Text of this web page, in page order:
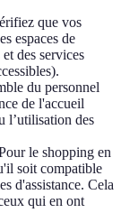
que vos
espaces de
des services
du personnel
de l'accueil
l’utilisation des
le shopping en
soit compatible
d'assistance. Cela
qui en ont